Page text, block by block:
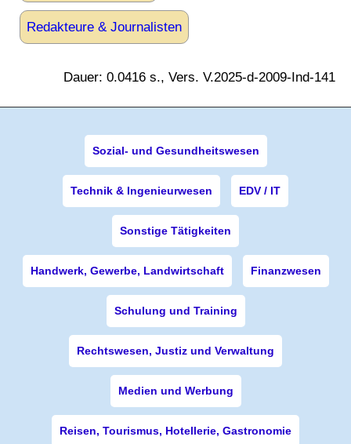
Redakteure & Journalisten
Dauer: 0.0416 s., Vers. V.2025-d-2009-Ind-141
Sozial- und Gesundheitswesen
Technik & Ingenieurwesen EDV / IT
Sonstige Tätigkeiten
Handwerk, Gewerbe, Landwirtschaft Finanzwesen
Schulung und Training
Rechtswesen, Justiz und Verwaltung
Medien und Werbung
Reisen, Tourismus, Hotellerie, Gastronomie